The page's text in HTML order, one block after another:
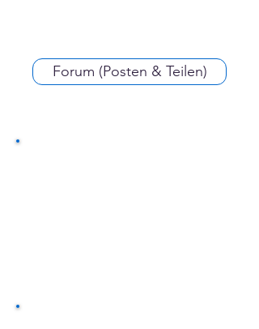
Forum (Posten & Teilen)